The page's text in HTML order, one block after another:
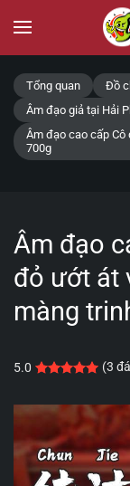
Skip to main
Tổng quan
Đồ
Âm đạo giả tại Hải
Âm đạo cao cấp
700g
Âm đạo
đỏ ướt át
màng
5.0 5.0
3(3